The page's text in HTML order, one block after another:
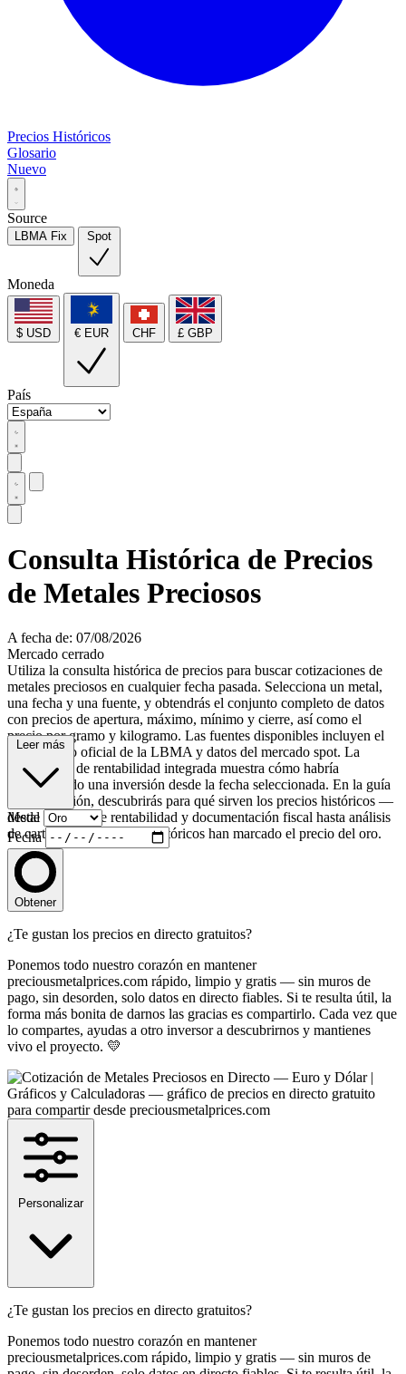
Precios Históricos
Glosario
Nuevo
Source
LBMA Fix Spot
Moneda
$ USD € EUR CHF £ GBP
País
Consulta Histórica de Precios
de Metales Preciosos
A fecha de: 07/08/2026
Mercado cerrado
Utiliza la consulta histórica de precios para buscar cotizaciones de
metales preciosos en cualquier fecha pasada. Selecciona un metal,
una fecha y una fuente, y obtendrás el conjunto completo de datos
con precios de apertura, máximo, mínimo y cierre, así como el
precio por gramo y kilogramo. Las fuentes disponibles incluyen el
fixing diario oficial de la LBMA y datos del mercado spot. La
calculadora de rentabilidad integrada muestra cómo habría
evolucionado una inversión desde la fecha seleccionada. En la guía
a continuación, descubrirás para qué sirven los precios históricos —
desde cálculos de rentabilidad y documentación fiscal hasta análisis
de cartera — y qué hitos históricos han marcado el precio del oro.
Metal
Fecha
Obtener
¿Te gustan los precios en directo gratuitos?
Ponemos todo nuestro corazón en mantener
preciousmetalprices.com rápido, limpio y gratis — sin muros de
pago, sin desorden, solo datos en directo fiables. Si te resulta útil, la
forma más bonita de darnos las gracias es compartirlo. Cada vez que
lo compartes, ayudas a otro inversor a descubrirnos y mantienes
vivo el proyecto. 💛
Personalizar
¿Te gustan los precios en directo gratuitos?
Ponemos todo nuestro corazón en mantener
preciousmetalprices.com rápido, limpio y gratis — sin muros de